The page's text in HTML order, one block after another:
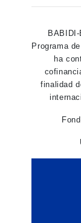
Programa
ha
finalidad